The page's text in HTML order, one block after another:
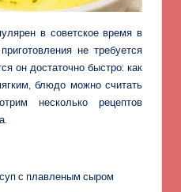
в советское время в
не требуется
он достаточно быстро: как
блюдо можно считать
несколько рецептов
с плавленым сыром